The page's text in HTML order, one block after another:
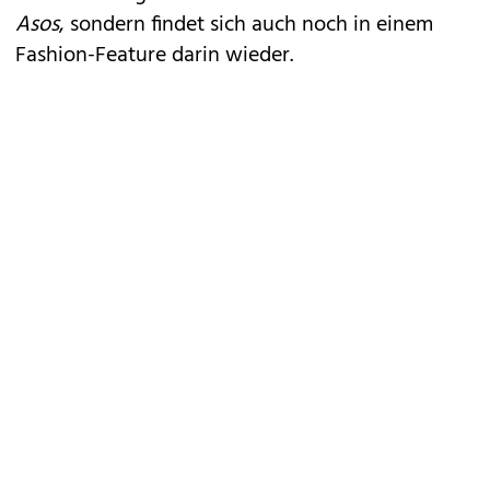
Asos, sondern findet sich auch noch in einem
Fashion-Feature darin wieder.